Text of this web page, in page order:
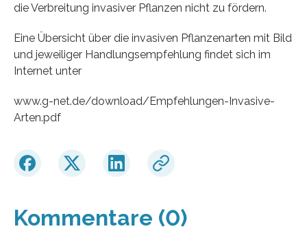
die Verbreitung invasiver Pflanzen nicht zu fördern.
Eine Übersicht über die invasiven Pflanzenarten mit Bild
und jeweiliger Handlungsempfehlung findet sich im
Internet unter
www.g-net.de/download/Empfehlungen-Invasive-
Arten.pdf
Kommentare (0)